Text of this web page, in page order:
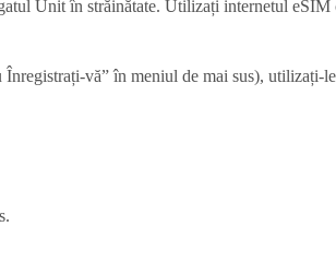
Unit în străinătate. Utilizați internetul eSIM
Înregistrați-vă” în meniul de mai sus), utilizați-